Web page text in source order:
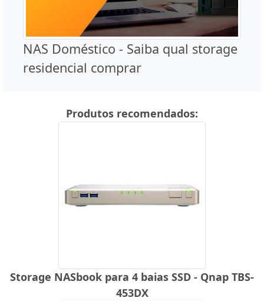
NAS Doméstico - Saiba qual storage
residencial comprar
Produtos recomendados:
Storage NASbook para 4 baias SSD - Qnap TBS-
453DX